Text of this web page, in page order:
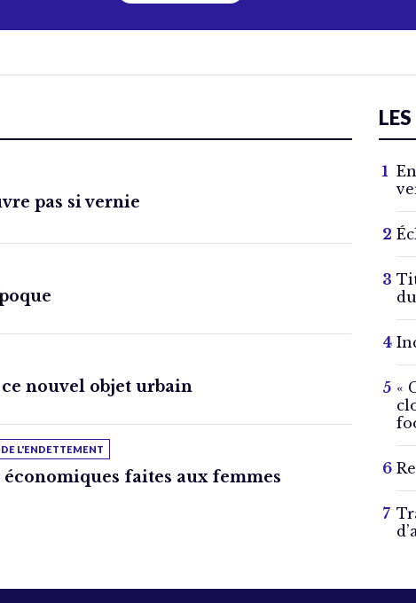
pas si vernie
ce nouvel objet urbain
L'ENDETTEMENT
économiques faites aux femmes
«